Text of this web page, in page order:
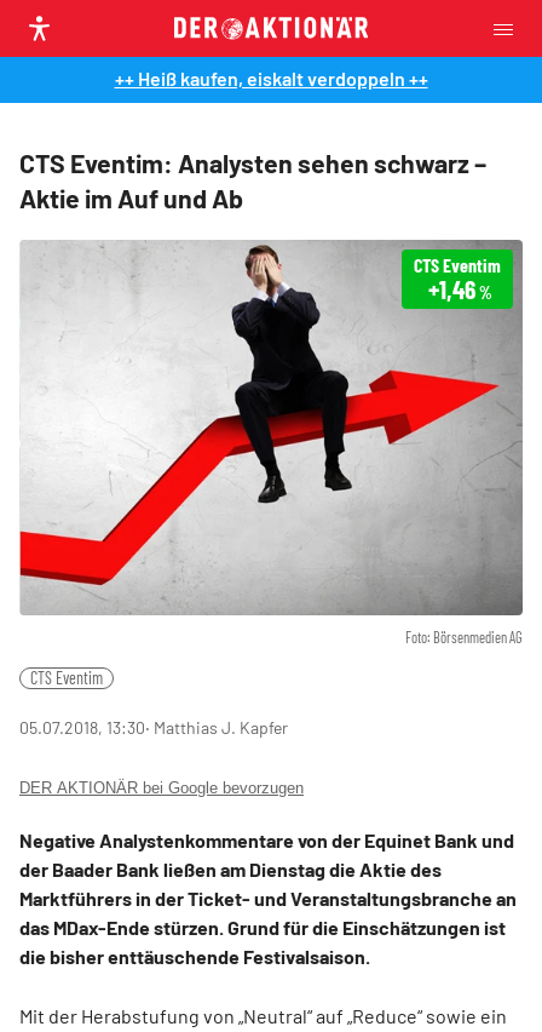
++ Heiß kaufen, eiskalt verdoppeln ++
CTS Eventim: Analysten sehen schwarz –
Aktie im Auf und Ab
Foto: Börsenmedien AG
CTS Eventim
+1,46 %
CTS Eventim
05.07.2018, 13:30‧ Matthias J. Kapfer
DER AKTIONÄR bei Google bevorzugen
Negative Analystenkommentare von der Equinet Bank und
der Baader Bank ließen am Dienstag die Aktie des
Marktführers in der Ticket- und Veranstaltungsbranche an
das MDax-Ende stürzen. Grund für die Einschätzungen ist
die bisher enttäuschende Festivalsaison.
Mit der Herabstufung von „Neutral“ auf „Reduce“ sowie ein